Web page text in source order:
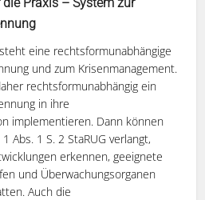
eine rechtsformunabhängige
und zum Krisenmanagement.
rechtsformunabhängig ein
in ihre
implementieren. Dann können
Abs. 1 S. 2 StaRUG verlangt,
erkennen, geeignete
und Überwachungsorganen
Auch die